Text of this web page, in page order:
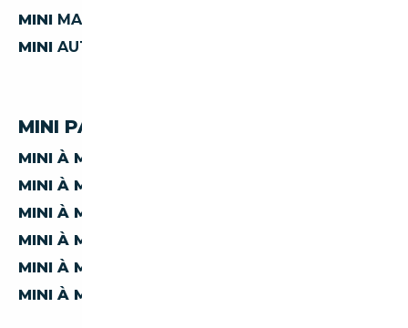
MINI MANUELLE
MINI AUTOMATIQUE
MINI PAR PRIX
MINI À MOINS DE 5 000 €
MINI À MOINS DE 10 000 €
MINI À MOINS DE 15 000 €
MINI À MOINS DE 20 000 €
MINI À MOINS DE 30 000 €
MINI À MOINS DE 40 000 €